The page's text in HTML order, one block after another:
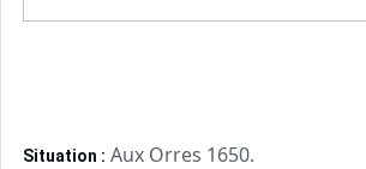
Situation : Aux Orres 1650.